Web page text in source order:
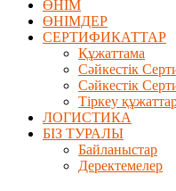
ӨНІМ
ӨHIМДЕР
СЕРТИФИКАТТАР
Құжаттама
Сәйкестік
Сәйкестік
Тіркеу
ЛОГИСТИКА
БІЗ ТУРАЛЫ
Байланыстар
Деректемелер